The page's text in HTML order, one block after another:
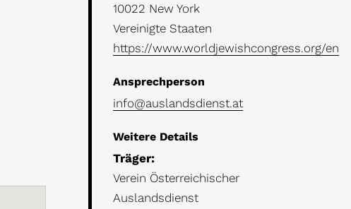
10022 New York
Vereinigte Staaten
https://www.worldjewishcongress.org/en
Ansprechperson
info@auslandsdienst.at
Weitere Details
Träger:
Verein Österreichischer
Auslandsdienst